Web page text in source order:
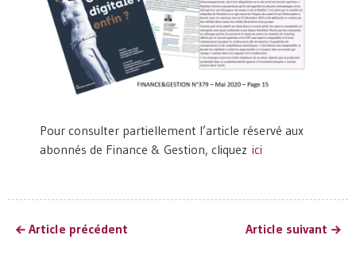
Pour consulter partiellement l’article réservé aux
abonnés de Finance & Gestion, cliquez ici
Article précédent Article suivant